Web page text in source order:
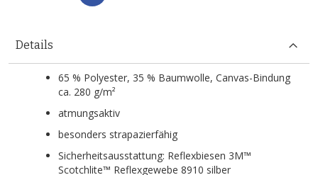
Details
65 % Polyester, 35 % Baumwolle, Canvas-Bindung
ca. 280 g/m²
atmungsaktiv
besonders strapazierfähig
Sicherheitsausstattung: Reflexbiesen 3M™
Scotchlite™ Reflexgewebe 8910 silber